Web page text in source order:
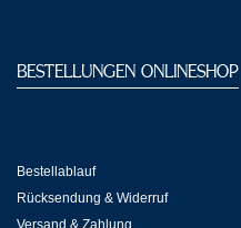
BESTELLUNGEN ONLINESHOP
Bestellablauf
Rücksendung & Widerruf
Versand & Zahlung